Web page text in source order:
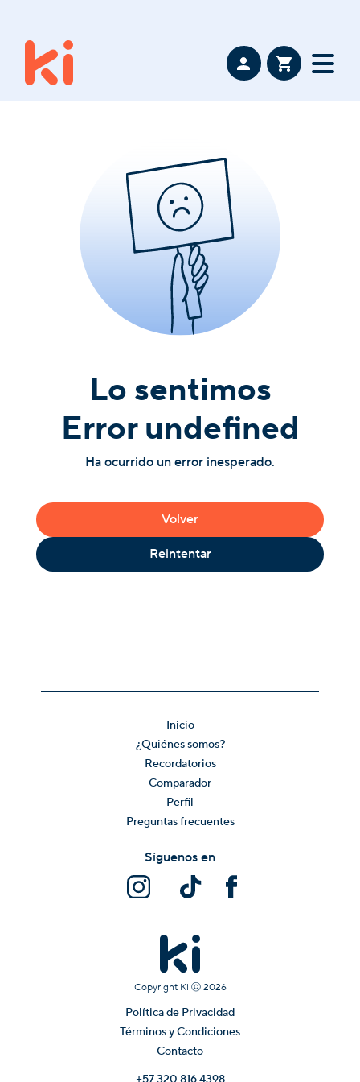
Lo sentimos
Error undefined
Ha ocurrido un error inesperado.
Volver
Reintentar
Inicio
¿Quiénes somos?
Recordatorios
Comparador
Perfil
Preguntas frecuentes
Copyright Ki ⓒ 2026
Política de Privacidad
Términos y Condiciones
Contacto
Síguenos en